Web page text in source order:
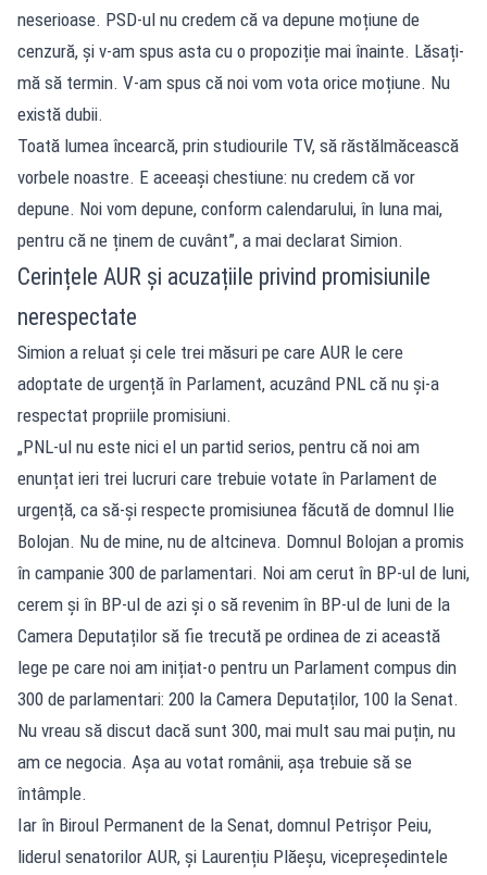
neserioase. PSD-ul nu credem că va depune moțiune de
cenzură, și v-am spus asta cu o propoziție mai înainte. Lăsați-
mă să termin. V-am spus că noi vom vota orice moțiune. Nu
există dubii.
Toată lumea încearcă, prin studiourile TV, să răstălmăcească
vorbele noastre. E aceeași chestiune: nu credem că vor
depune. Noi vom depune, conform calendarului, în luna mai,
pentru că ne ținem de cuvânt”, a mai declarat Simion.
Cerințele AUR și acuzațiile privind promisiunile
nerespectate
Simion a reluat și cele trei măsuri pe care AUR le cere
adoptate de urgență în Parlament, acuzând PNL că nu și-a
respectat propriile promisiuni.
„PNL-ul nu este nici el un partid serios, pentru că noi am
enunțat ieri trei lucruri care trebuie votate în Parlament de
urgență, ca să-și respecte promisiunea făcută de domnul Ilie
Bolojan. Nu de mine, nu de altcineva. Domnul Bolojan a promis
în campanie 300 de parlamentari. Noi am cerut în BP-ul de luni,
cerem și în BP-ul de azi și o să revenim în BP-ul de luni de la
Camera Deputaților să fie trecută pe ordinea de zi această
lege pe care noi am inițiat-o pentru un Parlament compus din
300 de parlamentari: 200 la Camera Deputaților, 100 la Senat.
Nu vreau să discut dacă sunt 300, mai mult sau mai puțin, nu
am ce negocia. Așa au votat românii, așa trebuie să se
întâmple.
Iar în Biroul Permanent de la Senat, domnul Petrișor Peiu,
liderul senatorilor AUR, și Laurențiu Plăeșu, vicepreședintele